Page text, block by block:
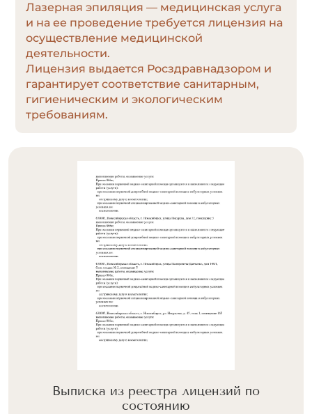
Лазерная эпиляция — медицинская услуга
и на ее проведение требуется лицензия на
осуществление медицинской
деятельности.
Лицензия выдается Росздравнадзором и
гарантирует соответствие санитарным,
гигиеническим и экологическим
требованиям.
Выписка из реестра лицензий по
состоянию